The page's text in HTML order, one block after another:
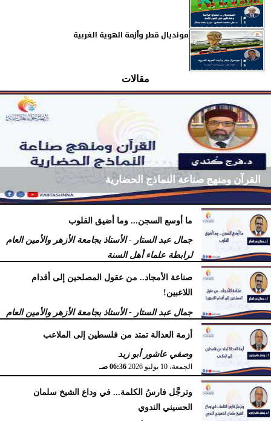
مونديال قطر وأزمة الهوية الغربية
مقالات
القرآن ومنهج صناعة النماذج الحضارية
فرج كُندي - رئيس مركز الكُندي للدراسات والبحوث
السبت، 18 يوليو 2026 09:14 مـ
ما أوسع السجن... وما أضيق القلوب
جمال عبد الستار - الأستاذ بجامعة الأزهر والأمين العام
لرابطة علماء أهل السنة
السبت، 18 يوليو 2026 12:29 مـ
صناعة الأمجاد.. من عقول المصلحين إلى أقدام
اللاعبين!
جمال عبد الستار - الأستاذ بجامعة الأزهر والأمين العام
لرابطة علماء أهل السنة
الأربعاء، 15 يوليو 2026 09:08 صـ
أزمة العدالة تمتد من فلسطين إلى الملاعب
وصفي عاشور أبو زيد
الجمعة، 10 يوليو 2026 06:36 صـ
وترجَّل فارسُ الكلمة... في وداع الشيخ سلمان
الحسيني الندوي